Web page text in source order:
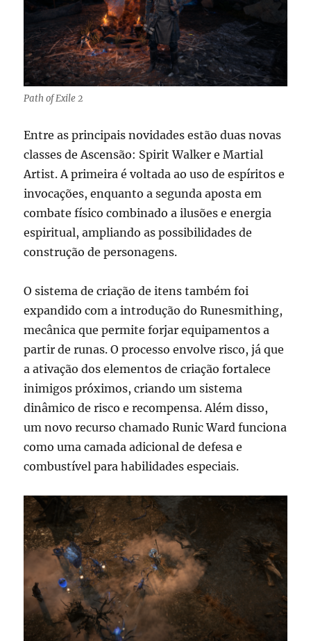
Path of Exile 2
Entre as principais novidades estão duas novas
classes de Ascensão: Spirit Walker e Martial
Artist. A primeira é voltada ao uso de espíritos e
invocações, enquanto a segunda aposta em
combate físico combinado a ilusões e energia
espiritual, ampliando as possibilidades de
construção de personagens.
O sistema de criação de itens também foi
expandido com a introdução do Runesmithing,
mecânica que permite forjar equipamentos a
partir de runas. O processo envolve risco, já que
a ativação dos elementos de criação fortalece
inimigos próximos, criando um sistema
dinâmico de risco e recompensa. Além disso,
um novo recurso chamado Runic Ward funciona
como uma camada adicional de defesa e
combustível para habilidades especiais.